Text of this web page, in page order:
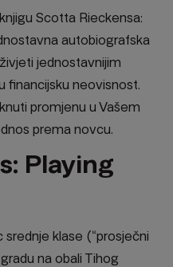
Scotta Rieckensa:
autobiografska
jednostavnijim
financijsku neovisnost.
promjenu u Vašem
prema novcu.
Playing
klase (“prosječni
na obali Tihog